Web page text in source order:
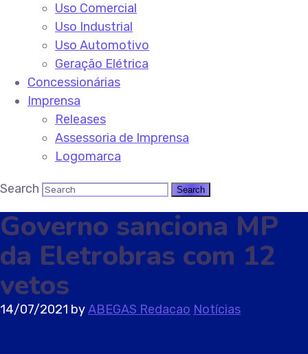
Uso Comercial
Uso Industrial
Uso Automotivo
Geração Elétrica
Concessionárias
Imprensa
Releases
Assessoria de Imprensa
Logomarca
Search
Governo sanciona MP
da Eletrobras com 12
vetos
14/07/2021 byABEGAS Redacao Notícias